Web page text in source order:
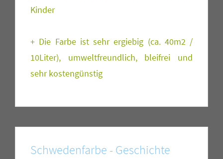
Kinder
+ Die Farbe ist sehr ergiebig (ca. 40m2 /
10Liter), umweltfreundlich, bleifrei und
sehr kostengünstig
Schwedenfarbe - Geschichte